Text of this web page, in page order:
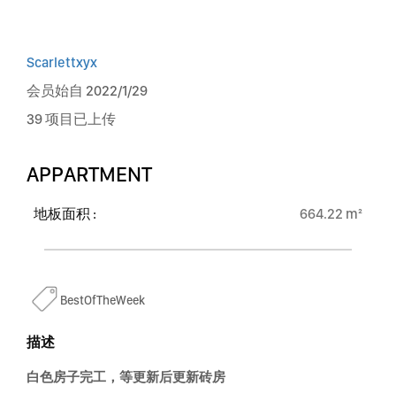
Scarlettxyx
会员始自 2022/1/29
39 项目已上传
APPARTMENT
地板面积 : 664.22 m²
BestOfTheWeek
描述
白色房子完工，等更新后更新砖房